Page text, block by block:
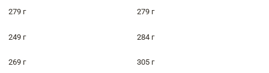
279 г 279 г
249 г 284 г
269 г 305 г